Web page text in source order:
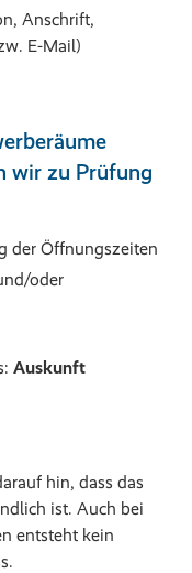
Anschrift,
E-Mail)
wir zu Prüfung
der Öffnungszeiten
oder
Auskunft
hin, dass das
ist. Auch bei
entsteht kein